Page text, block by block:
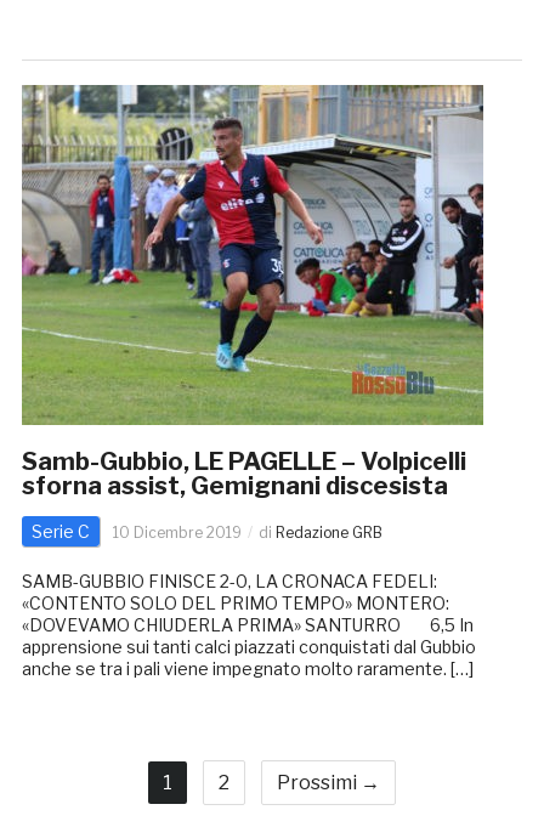
Samb-Gubbio, LE PAGELLE – Volpicelli
sforna assist, Gemignani discesista
Serie C 10 Dicembre 2019 di Redazione GRB
SAMB-GUBBIO FINISCE 2-0, LA CRONACA FEDELI:
«CONTENTO SOLO DEL PRIMO TEMPO» MONTERO:
«DOVEVAMO CHIUDERLA PRIMA» SANTURRO 6,5 In
apprensione sui tanti calci piazzati conquistati dal Gubbio
anche se tra i pali viene impegnato molto raramente. […]
1 2 Prossimi →